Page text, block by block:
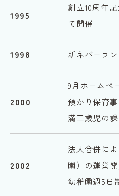
1995
創立10周年
て開催
1998 新ネバーラ
2000
9月ホームペ
預かり保育
満三歳児の
2002
法人合併に
園）の運営
幼稚園週5日